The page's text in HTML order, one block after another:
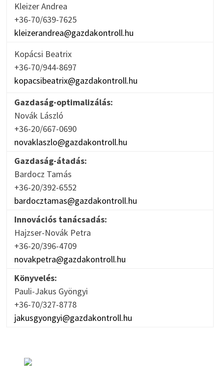
Kleizer Andrea
+36-70/639-7625
kleizerandrea@gazdakontroll.hu
Kopácsi Beatrix
+36-70/944-8697
kopacsibeatrix@gazdakontroll.hu
Gazdaság-optimalizálás:
Novák László
+36-20/667-0690
novaklaszlo@gazdakontroll.hu
Gazdaság-átadás:
Bardocz Tamás
+36-20/392-6552
bardocztamas@gazdakontroll.hu
Innovációs tanácsadás:
Hajzser-Novák Petra
+36-20/396-4709
novakpetra@gazdakontroll.hu
Könyvelés:
Pauli-Jakus Gyöngyi
+36-70/327-8778
jakusgyongyi@gazdakontroll.hu